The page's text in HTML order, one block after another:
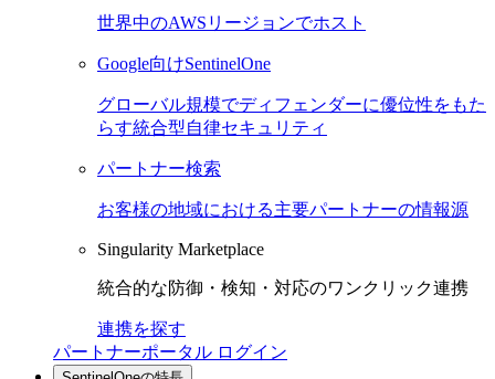
世界中のAWSリージョンでホスト
Google向けSentinelOne
グローバル規模でディフェンダーに優位性をもた
らす統合型自律セキュリティ
パートナー検索
お客様の地域における主要パートナーの情報源
Singularity Marketplace
統合的な防御・検知・対応のワンクリック連携
連携を探す
パートナーポータル ログイン